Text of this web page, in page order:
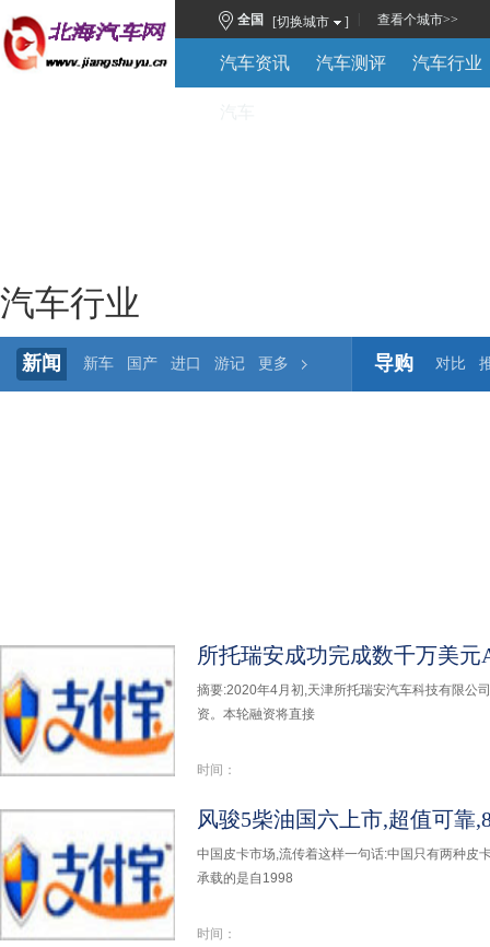
全国 [切换城市 ] 查看个城市>>
汽车资讯 汽车测评 汽车行业
汽车行业
新闻 新车 国产 进口 游记 更多 导购 对比
摘要:2020年4月初,天津所托瑞安汽车科技有限公
资。本轮融资将直接
时间：
风骏5柴油国六上市,超值可靠
中国皮卡市场,流传着这样一句话:中国只有两种皮
承载的是自1998
时间：